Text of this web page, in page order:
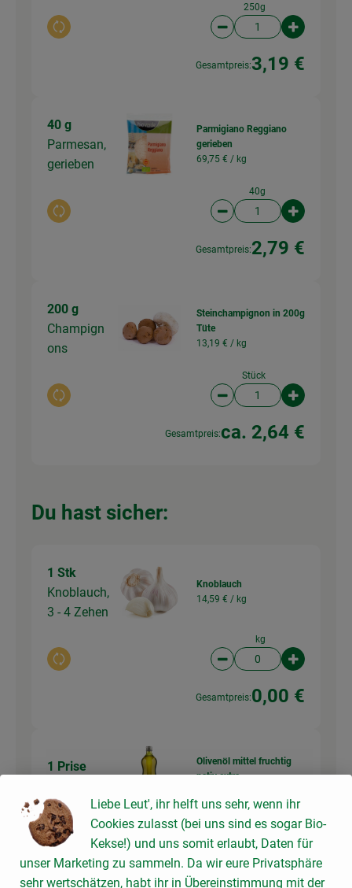
Auswahl ändern
250g
Artikelanzahl
Gesamtpreis:3,19 €
40 g
Parmesan,
gerieben
Auswahl ändern
Parmigiano Reggiano
gerieben
69,75 € / kg
40g
Artikelanzahl
Gesamtpreis:2,79 €
200 g
Champign
ons
Auswahl ändern
Steinchampignon in 200g
Tüte
13,19 € / kg
Stück
Artikelanzahl
Gesamtpreis:ca. 2,64 €
Du hast sicher:
1 Stk
Knoblauch,
3 - 4 Zehen
Auswahl ändern
Knoblauch
14,59 € / kg
kg
Artikelanzahl
Gesamtpreis:0,00 €
1 Prise
Auswahl ändern
Olivenöl mittel fruchtig
nativ extra
1L
Artikelanzahl
Gesamtpreis:0,00 €
Liebe Leut', ihr helft uns sehr, wenn ihr
Cookies zulasst (bei uns sind es sogar Bio-
Kekse!) und uns somit erlaubt, Daten für
unser Marketing zu sammeln. Da wir eure Privatsphäre
sehr wertschätzen, habt ihr in Übereinstimmung mit der